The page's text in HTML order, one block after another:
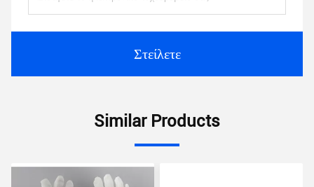
Στείλετε
Similar Products